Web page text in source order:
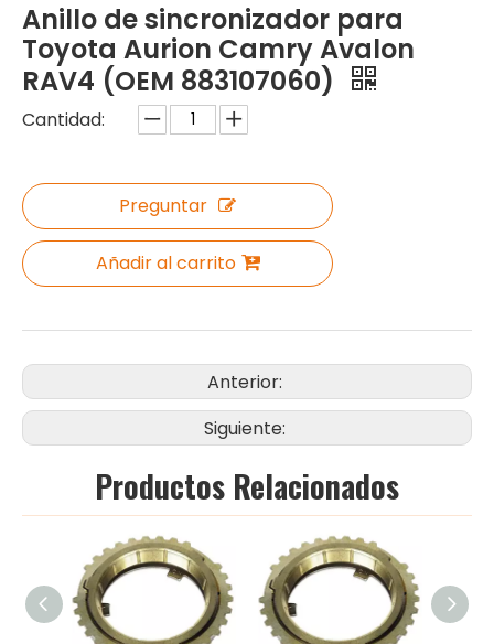
Anillo de sincronizador para
Toyota Aurion Camry Avalon
RAV4 (OEM 883107060)
Cantidad:
Preguntar
Añadir al carrito
Anterior:
Siguiente:
Productos Relacionados